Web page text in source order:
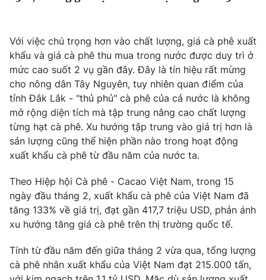
Câu chuyện quốc tế
Tài chính
Thị trường
Góc doanh nghiệp
Dữ liệu và đời sống
Truyền hình
Phim VTV
Hậu trường
Nhân vật
Khán giả
Giải sao mai
Giải trí
Điện ảnh
Âm nhạc
Sao
Đời sống
Làm đẹp
Chất lượng cuộc sống
Giáo dục
Tuyển sinh
Học trực tuyến
Công nghệ
Hitech Công nghệ tương lai
Sản phẩm
Giao lưu trực tuyến
Với việc chú trọng hơn vào chất lượng, giá cà phê xuất
khẩu và giá cà phê thu mua trong nước được duy trì ở
mức cao suốt 2 vụ gần đây. Đây là tín hiệu rất mừng
cho nông dân Tây Nguyên, tuy nhiên quan điểm của
tỉnh Đắk Lắk - "thủ phủ" cà phê của cả nước là không
mở rộng diện tích mà tập trung nâng cao chất lượng
từng hạt cà phê. Xu hướng tập trung vào giá trị hơn là
sản lượng cũng thể hiện phần nào trong hoạt động
xuất khẩu cà phê từ đầu năm của nước ta.
Theo Hiệp hội Cà phê - Cacao Việt Nam, trong 15
ngày đầu tháng 2, xuất khẩu cà phê của Việt Nam đã
tăng 133% về giá trị, đạt gần 417,7 triệu USD, phản ánh
xu hướng tăng giá cà phê trên thị trường quốc tế.
Tính từ đầu năm đến giữa tháng 2 vừa qua, tổng lượng
cà phê nhân xuất khẩu của Việt Nam đạt 215.000 tấn,